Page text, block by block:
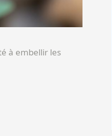
à embellir les